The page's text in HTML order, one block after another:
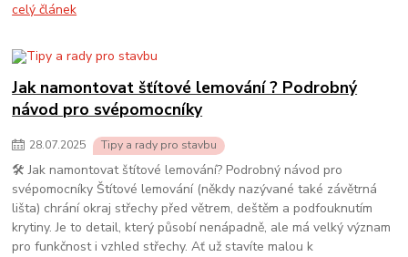
celý článek
Jak namontovat šťítové lemování ? Podrobný
návod pro svépomocníky
28.07.2025 Tipy a rady pro stavbu
🛠 Jak namontovat štítové lemování? Podrobný návod pro
svépomocníky Štítové lemování (někdy nazývané také závětrná
lišta) chrání okraj střechy před větrem, deštěm a podfouknutím
krytiny. Je to detail, který působí nenápadně, ale má velký význam
pro funkčnost i vzhled střechy. Ať už stavíte malou k